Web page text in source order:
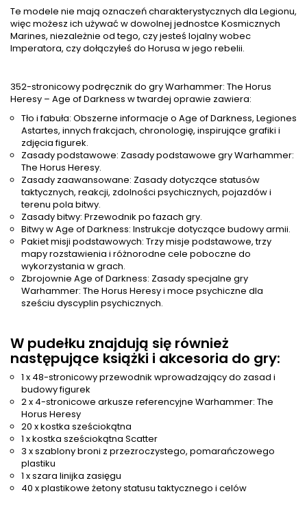
Te modele nie mają oznaczeń charakterystycznych dla Legionu,
więc możesz ich używać w dowolnej jednostce Kosmicznych
Marines, niezależnie od tego, czy jesteś lojalny wobec
Imperatora, czy dołączyłeś do Horusa w jego rebelii.
352-stronicowy podręcznik do gry Warhammer: The Horus
Heresy – Age of Darkness w twardej oprawie zawiera:
Tło i fabuła: Obszerne informacje o Age of Darkness, Legiones
Astartes, innych frakcjach, chronologię, inspirujące grafiki i
zdjęcia figurek.
Zasady podstawowe: Zasady podstawowe gry Warhammer:
The Horus Heresy.
Zasady zaawansowane: Zasady dotyczące statusów
taktycznych, reakcji, zdolności psychicznych, pojazdów i
terenu pola bitwy.
Zasady bitwy: Przewodnik po fazach gry.
Bitwy w Age of Darkness: Instrukcje dotyczące budowy armii.
Pakiet misji podstawowych: Trzy misje podstawowe, trzy
mapy rozstawienia i różnorodne cele poboczne do
wykorzystania w grach.
Zbrojownie Age of Darkness: Zasady specjalne gry
Warhammer: The Horus Heresy i moce psychiczne dla
sześciu dyscyplin psychicznych.
W pudełku znajdują się również
następujące książki i akcesoria do gry:
1 x 48-stronicowy przewodnik wprowadzający do zasad i
budowy figurek
2 x 4-stronicowe arkusze referencyjne Warhammer: The
Horus Heresy
20 x kostka sześciokątna
1 x kostka sześciokątna Scatter
3 x szablony broni z przezroczystego, pomarańczowego
plastiku
1 x szara linijka zasięgu
40 x plastikowe żetony statusu taktycznego i celów